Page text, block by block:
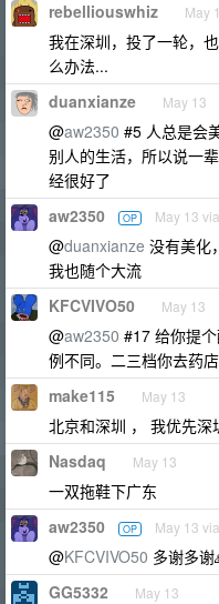
rebelliouswhiz May
我在深圳，投了一轮，
么办法...
duanxianze May 13
@aw2350 #5 人总是会
别人的生活，所以说一
经很好了
aw2350 OP May 13
@duanxianze 没有美化
我也随个大流
KFCVIVO50 May 13
@aw2350 #17 给你提
例不同。二三档你去药
make115 May 13
北京和深圳 ， 我优先
Nasdaq May 13
一双拖鞋下广东
aw2350 OP May 13
@KFCVIVO50 多谢多谢
GG5332 May 13